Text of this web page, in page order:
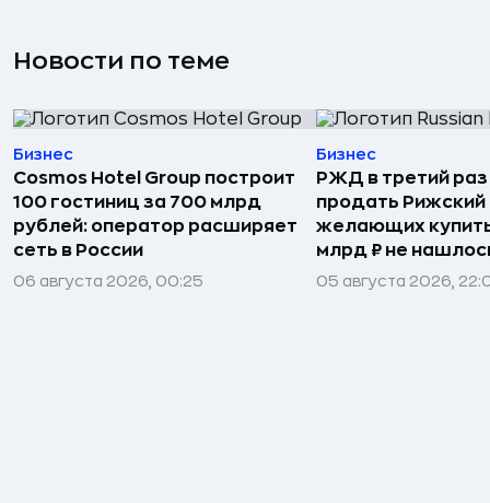
Новости по теме
Бизнес
Cosmos Hotel Group построит
100 гостиниц за 700 млрд
рублей: оператор расширяет
сеть в России
06 августа 2026, 00:25
Бизнес
РЖД в третий
продать Рижский
желающих
млрд ₽ не
05 августа 2026,